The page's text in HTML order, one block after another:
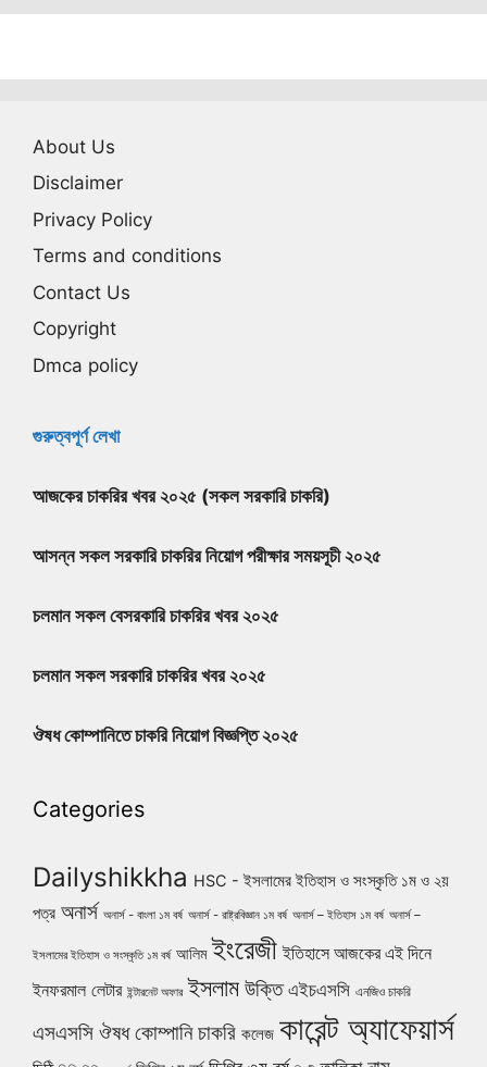
About Us
Disclaimer
Privacy Policy
Terms and conditions
Contact Us
Copyright
Dmca policy
গুরুত্বপূর্ণ লেখা
আজকের চাকরির খবর ২০২৫ (সকল সরকারি চাকরি)
আসন্ন সকল সরকারি চাকরির নিয়োগ পরীক্ষার সময়সূচী ২০২৫
চলমান সকল বেসরকারি চাকরির খবর ২০২৫
চলমান সকল সরকারি চাকরির খবর ২০২৫
ঔষধ কোম্পানিতে চাকরি নিয়োগ বিজ্ঞপ্তি ২০২৫
Categories
Dailyshikkha HSC - ইসলামের ইতিহাস ও সংস্কৃতি ১ম ও ২য়
পত্র অনার্স অনার্স - বাংলা ১ম বর্ষ অনার্স - রাষ্ট্রবিজ্ঞান ১ম বর্ষ অনার্স – ইতিহাস ১ম বর্ষ অনার্স –
ইসলামের ইতিহাস ও সংস্কৃতি ১ম বর্ষ আলিম ইংরেজী ইতিহাসে আজকের এই দিনে
ইনফরমাল লেটার ইন্টারনেট অফার ইসলাম উক্তি এইচএসসি এনজিও চাকরি
এসএসসি ঔষধ কোম্পানি চাকরি কলেজ কারেন্ট অ্যাফেয়ার্স